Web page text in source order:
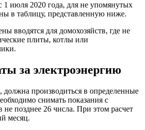
1 июля 2020 года, для не упомянутых
в таблицу, представленную ниже.
вводятся для домохозяйств, где не
плиты, котлы или
за электроэнергию
должна производиться в определенные
снимать показания с
позднее 26 числа. При этом расчет
месяц.